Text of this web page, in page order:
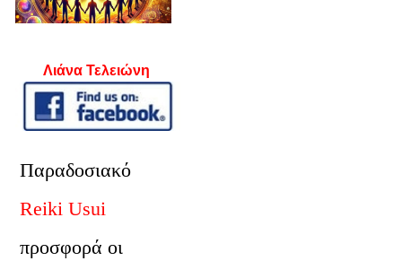
Λιάνα Τελειώνη
Παραδοσιακό
Reiki Usui
προσφορά οι